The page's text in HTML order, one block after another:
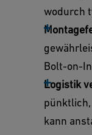
wodurch
Bolt-on-
Logistik
kann